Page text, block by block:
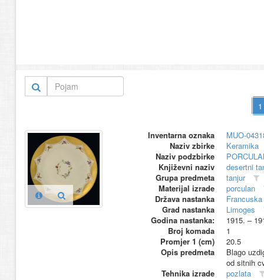
Inventarna oznaka
MUO-
Naziv zbirke
Keramika
Naziv podzbirke
Književni naziv
desertni
Grupa predmeta
tanjur
Materijal izrade
porculan
Država nastanka
Francuska
Grad nastanka
Limoges
Godina nastanka:
1915. –
Broj komada
1
Promjer 1 (cm)
20.5
Opis predmeta
Blago
od sitnih
Tehnika izrade
pozlata